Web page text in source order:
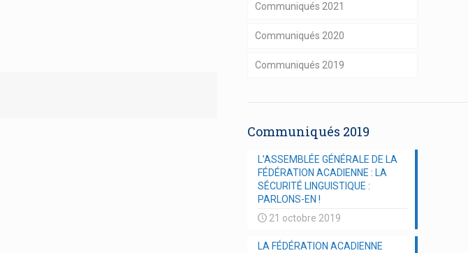
Communiqués 2021
Communiqués 2020
Communiqués 2019
Communiqués 2019
L’ASSEMBLÉE GÉNÉRALE DE LA
FÉDÉRATION ACADIENNE : LA
SÉCURITÉ LINGUISTIQUE :
PARLONS-EN !
21 octobre 2019
LA FÉDÉRATION ACADIENNE